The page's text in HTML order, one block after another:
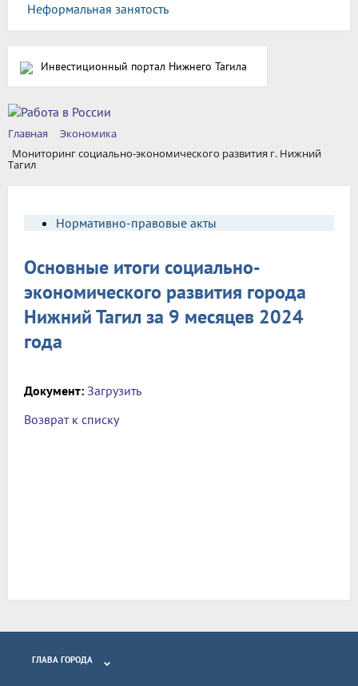
Неформальная занятость
Инвестиционный портал Нижнего Тагила
Главная
Экономика
Мониторинг социально-экономического развития г. Нижний
Тагил
Нормативно-правовые акты
Основные итоги социально-
экономического развития города
Нижний Тагил за 9 месяцев 2024
года
Документ: Загрузить
Возврат к списку
ГЛАВА ГОРОДА